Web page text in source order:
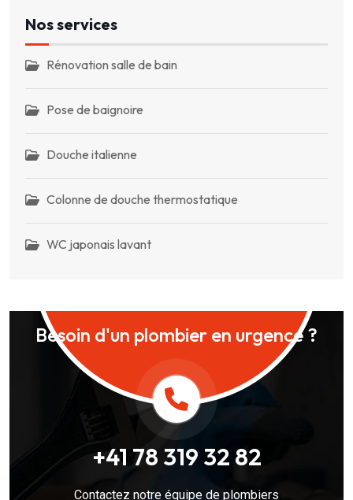
Nos services
Rénovation salle de bain
Pose de baignoire
Douche italienne
Colonne de douche thermostatique
WC japonais lavant
Besoin d'un plombier en urgence ?
+41 78 319 32 82
Contactez notre équipe de plombiers